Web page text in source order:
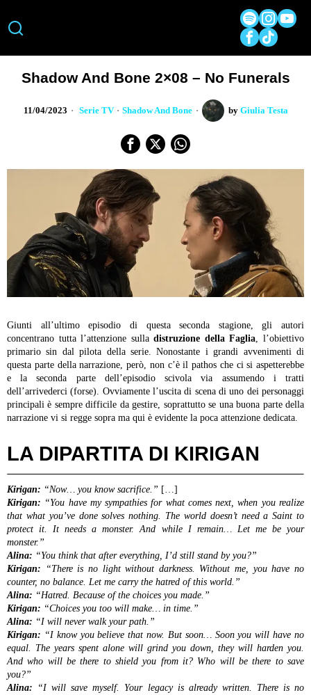
Shadow And Bone 2×08 – No Funerals
11/04/2023 Serie TV · Shadow And Bone by Giulia Testa
Giunti all’ultimo episodio di questa seconda stagione, gli autori
concentrano tutta l’attenzione sulladistruzione della Faglia, l’obiettivo
primario sin dal pilota della serie. Nonostante i grandi avvenimenti di
questa parte della narrazione, però, non c’è il pathos che ci si aspetterebbe
e la seconda parte dell’episodio scivola via assumendo i tratti
dell’arrivederci (forse). Ovviamente l’uscita di scena di uno dei personaggi
principali è sempre difficile da gestire, soprattutto se una buona parte della
narrazione vi si regge sopra ma qui è evidente la poca attenzione dedicata.
LA DIPARTITA DI KIRIGAN
Kirigan: “Now… you know sacrifice.” […]
Kirigan: “You have my sympathies for what comes next, when you realize
that what you’ve done solves nothing. The world doesn’t need a Saint to
protect it. It needs a monster. And while I remain… Let me be your
monster.”
Alina: “You think that after everything, I’d still stand by you?”
Kirigan: “There is no light without darkness. Without me, you have no
counter, no balance. Let me carry the hatred of this world.”
Alina: “Hatred. Because of the choices you made.”
Kirigan: “Choices you too will make… in time.”
Alina: “I will never walk your path.”
Kirigan: “I know you believe that now. But soon… Soon you will have no
equal. The years spent alone will grind you down, they will harden you.
And who will be there to shield you from it? Who will be there to save
you?”
Alina: “I will save myself. Your legacy is already written. There is no